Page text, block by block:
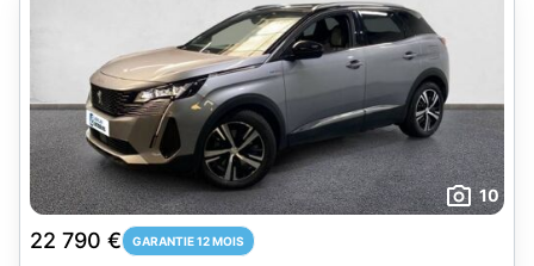
10
22 790 € GARANTIE 12 MOIS